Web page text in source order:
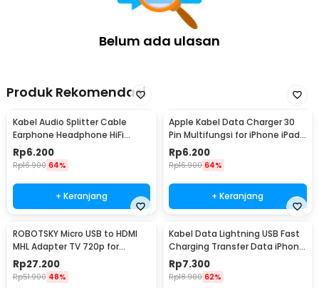
Belum ada ulasan
Produk Rekomendasi
Kabel Audio Splitter Cable
Earphone Headphone HiFi
3.5mm to 2x3.5mm - AV115
Rp6.200
Rp16.900 64%
+ Keranjang
Apple Kabel Data Charger 30
Pin Multifungsi for iPhone iPad
iPod 1M - S-IPAD
Rp6.200
Rp16.900 64%
+ Keranjang
ROBOTSKY Micro USB to HDMI
MHL Adapter TV 720p for
Smartphone - S2
Rp27.200
Rp51.900 48%
Kabel Data Lightning USB Fast
Charging Transfer Data iPhone
2.4A 1M - S-IP5G
Rp7.300
Rp18.900 62%